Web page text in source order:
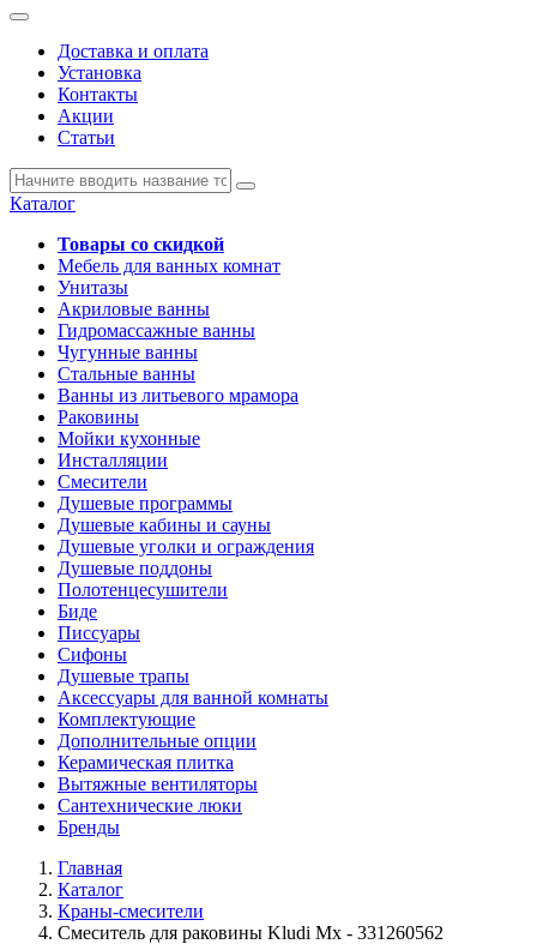
Доставка и оплата
Установка
Контакты
Акции
Статьи
Каталог
Товары со скидкой
Мебель для ванных комнат
Унитазы
Акриловые ванны
Гидромассажные ванны
Чугунные ванны
Стальные ванны
Ванны из литьевого мрамора
Раковины
Мойки кухонные
Инсталляции
Смесители
Душевые программы
Душевые кабины и сауны
Душевые уголки и ограждения
Душевые поддоны
Полотенцесушители
Биде
Писсуары
Сифоны
Душевые трапы
Аксессуары для ванной комнаты
Комплектующие
Дополнительные опции
Керамическая плитка
Вытяжные вентиляторы
Сантехнические люки
Бренды
Главная
Каталог
Краны-смесители
Смеситель для раковины Kludi Mx - 331260562